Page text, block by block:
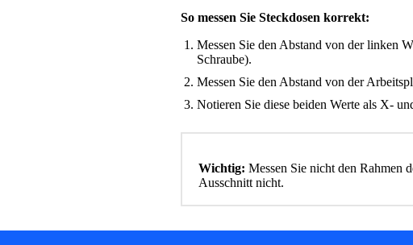
So messen Sie Steckdosen korrekt:
Messen Sie den Abstand von der linken
Schraube).
Messen Sie den Abstand von der
Notieren Sie diese beiden Werte als X-
Wichtig: Messen Sie nicht den Rahmen
Ausschnitt nicht.